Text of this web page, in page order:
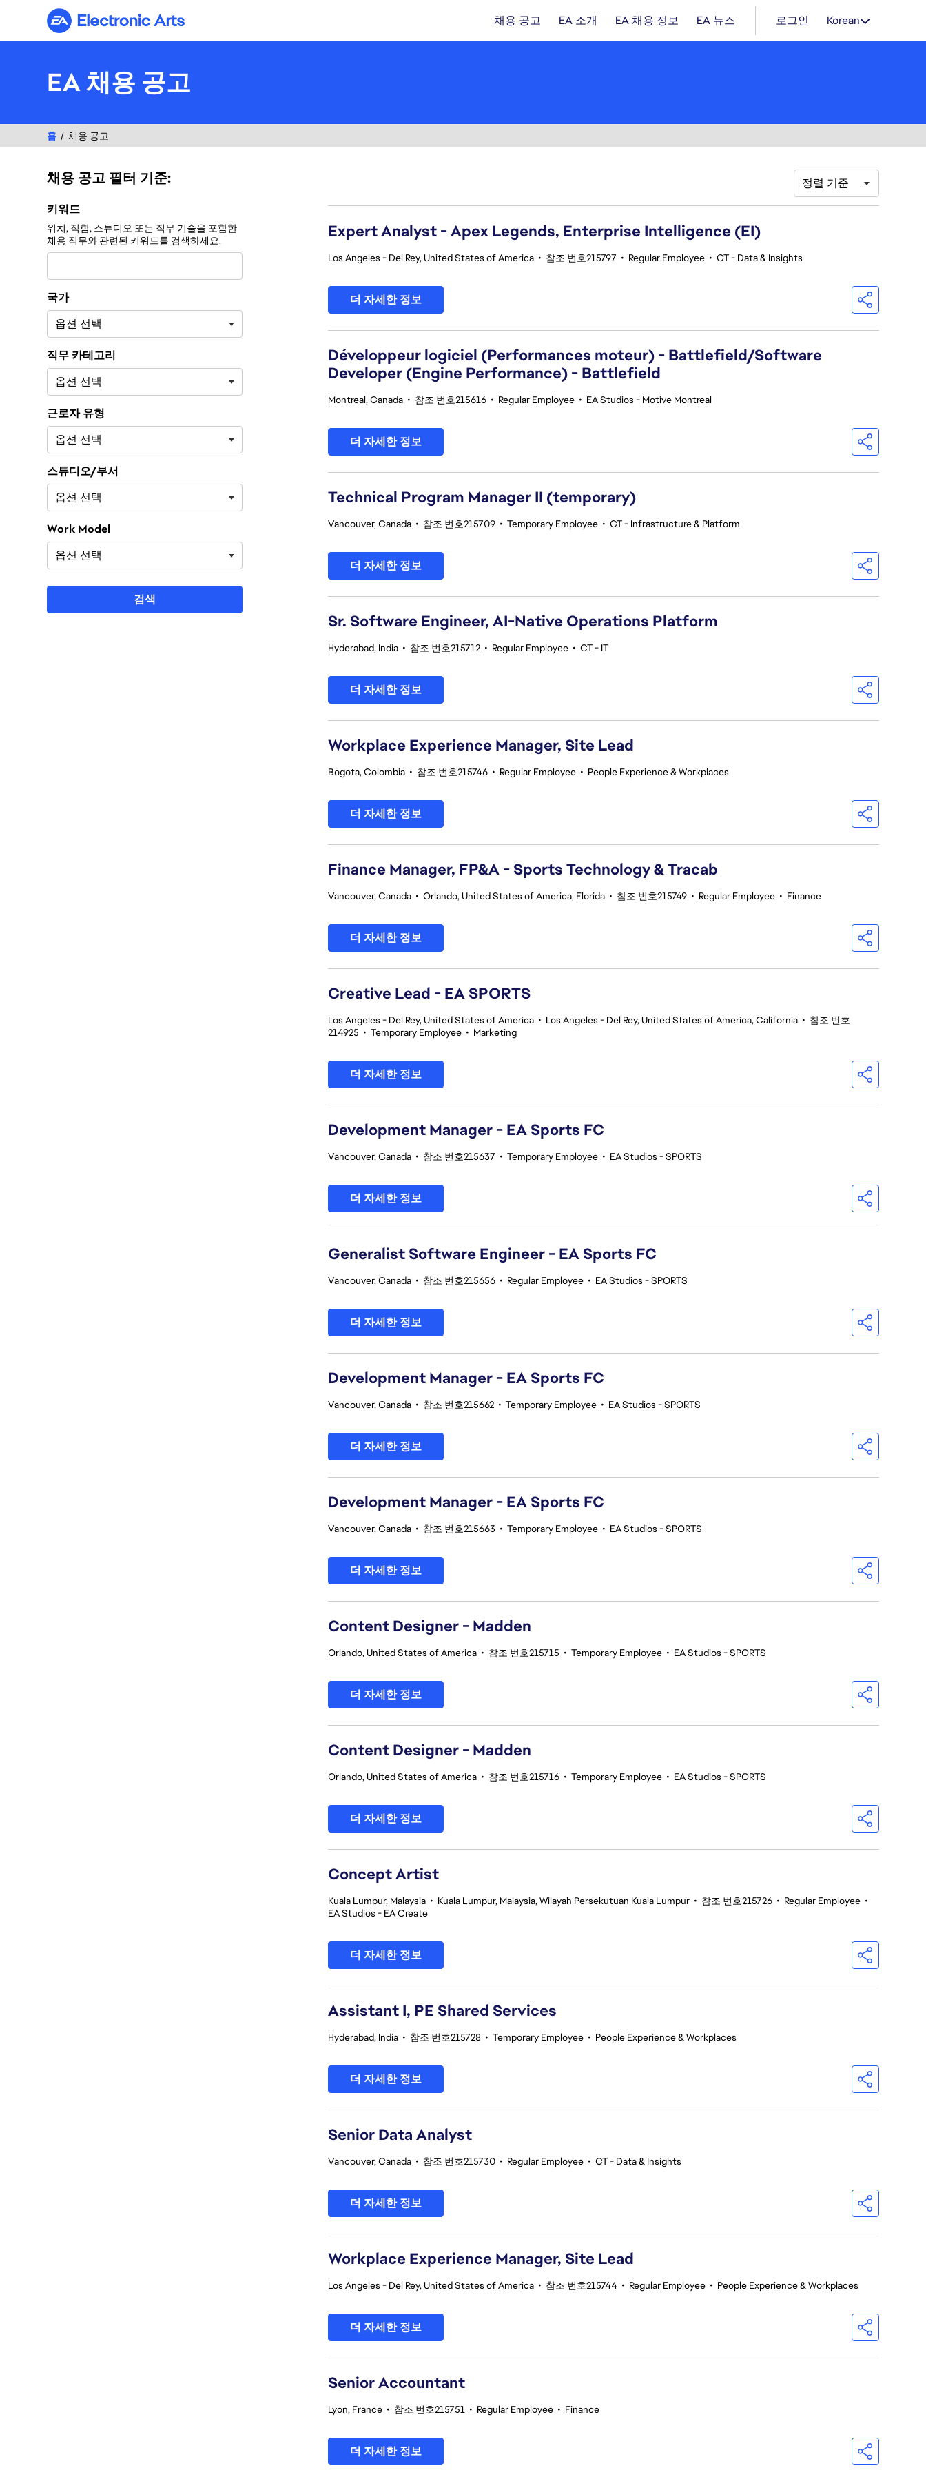
Electronic Arts 채용 공고 EA 소개 EA 채용 정보 EA 뉴스 로그인 Korean
EA 채용 공고
홈 채용 공고
채용 공고 필터 기준:
채용 공고 필터 기준:
키워드
위치, 직함, 스튜디오 또는 직무 기술을 포함한
채용 직무와 관련된 키워드를 검색하세요!
국가
직무 카테고리
근로자 유형
스튜디오/부서
Work Model
검색
정렬 기준
Expert Analyst - Apex Legends, Enterprise Intelligence (EI)
Los Angeles - Del Rey, United States of America • 참조 번호215797 • Regular Employee • CT - Data & Insights
더 자세한 정보
Développeur logiciel (Performances moteur) - Battlefield/Software
Developer (Engine Performance) - Battlefield
Montreal, Canada • 참조 번호215616 • Regular Employee • EA Studios - Motive Montreal
더 자세한 정보
Technical Program Manager II (temporary)
Vancouver, Canada • 참조 번호215709 • Temporary Employee • CT - Infrastructure & Platform
더 자세한 정보
Sr. Software Engineer, AI-Native Operations Platform
Hyderabad, India • 참조 번호215712 • Regular Employee • CT - IT
더 자세한 정보
Workplace Experience Manager, Site Lead
Bogota, Colombia • 참조 번호215746 • Regular Employee • People Experience & Workplaces
더 자세한 정보
Finance Manager, FP&A - Sports Technology & Tracab
Vancouver, Canada • Orlando, United States of America, Florida • 참조 번호215749 • Regular Employee • Finance
더 자세한 정보
Creative Lead - EA SPORTS
Los Angeles - Del Rey, United States of America • Los Angeles - Del Rey, United States of America, California • 참조 번호
214925 • Temporary Employee • Marketing
더 자세한 정보
Development Manager - EA Sports FC
Vancouver, Canada • 참조 번호215637 • Temporary Employee • EA Studios - SPORTS
더 자세한 정보
Generalist Software Engineer - EA Sports FC
Vancouver, Canada • 참조 번호215656 • Regular Employee • EA Studios - SPORTS
더 자세한 정보
Development Manager - EA Sports FC
Vancouver, Canada • 참조 번호215662 • Temporary Employee • EA Studios - SPORTS
더 자세한 정보
Development Manager - EA Sports FC
Vancouver, Canada • 참조 번호215663 • Temporary Employee • EA Studios - SPORTS
더 자세한 정보
Content Designer - Madden
Orlando, United States of America • 참조 번호215715 • Temporary Employee • EA Studios - SPORTS
더 자세한 정보
Content Designer - Madden
Orlando, United States of America • 참조 번호215716 • Temporary Employee • EA Studios - SPORTS
더 자세한 정보
Concept Artist
Kuala Lumpur, Malaysia • Kuala Lumpur, Malaysia, Wilayah Persekutuan Kuala Lumpur • 참조 번호215726 • Regular Employee •
EA Studios - EA Create
더 자세한 정보
Assistant I, PE Shared Services
Hyderabad, India • 참조 번호215728 • Temporary Employee • People Experience & Workplaces
더 자세한 정보
Senior Data Analyst
Vancouver, Canada • 참조 번호215730 • Regular Employee • CT - Data & Insights
더 자세한 정보
Workplace Experience Manager, Site Lead
Los Angeles - Del Rey, United States of America • 참조 번호215744 • Regular Employee • People Experience & Workplaces
더 자세한 정보
Senior Accountant
Lyon, France • 참조 번호215751 • Regular Employee • Finance
더 자세한 정보